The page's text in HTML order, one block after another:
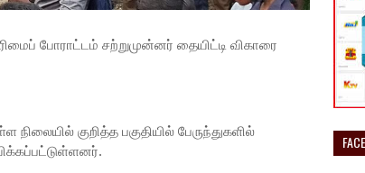
போராட்டம் சற்றுமுன்னர் தையிட்டி விகாரை
குறித்த பகுதியில் பேருந்துகளில்